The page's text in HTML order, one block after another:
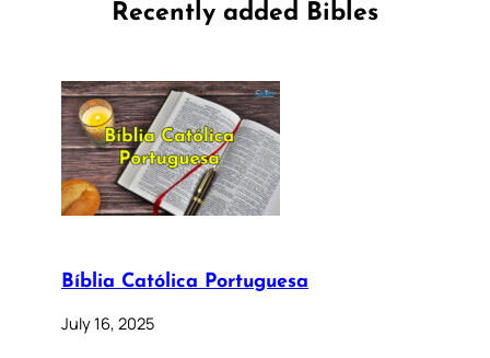
Recently added Bibles
Bíblia Católica Portuguesa
July 16, 2025